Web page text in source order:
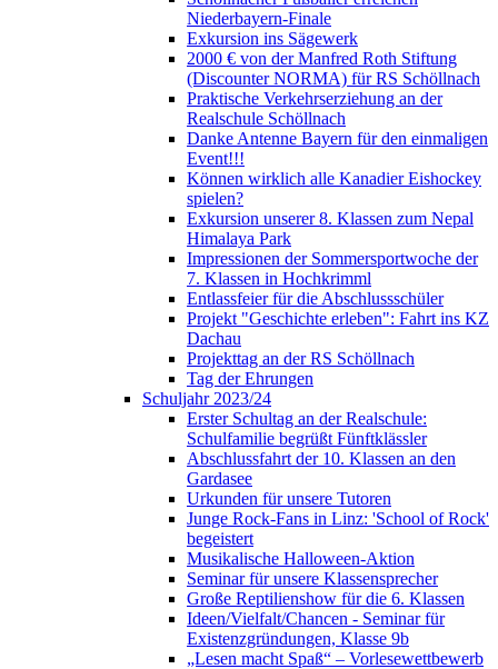
Niederbayern-Finale
Exkursion ins Sägewerk
2000 € von der Manfred Roth Stiftung
(Discounter NORMA) für RS Schöllnach
Praktische Verkehrserziehung an der
Realschule Schöllnach
Danke Antenne Bayern für den einmaligen
Event!!!
Können wirklich alle Kanadier Eishockey
spielen?
Exkursion unserer 8. Klassen zum Nepal
Himalaya Park
Impressionen der Sommersportwoche der
7. Klassen in Hochkrimml
Entlassfeier für die Abschlussschüler
Projekt "Geschichte erleben": Fahrt ins KZ
Dachau
Projekttag an der RS Schöllnach
Tag der Ehrungen
Schuljahr 2023/24
Erster Schultag an der Realschule:
Schulfamilie begrüßt Fünftklässler
Abschlussfahrt der 10. Klassen an den
Gardasee
Urkunden für unsere Tutoren
Junge Rock-Fans in Linz: 'School of Rock'
begeistert
Musikalische Halloween-Aktion
Seminar für unsere Klassensprecher
Große Reptilienshow für die 6. Klassen
Ideen/Vielfalt/Chancen - Seminar für
Existenzgründungen, Klasse 9b
„Lesen macht Spaß“ – Vorlesewettbewerb